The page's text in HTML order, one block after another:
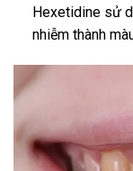
Hexetidine sử
nhiễm thành